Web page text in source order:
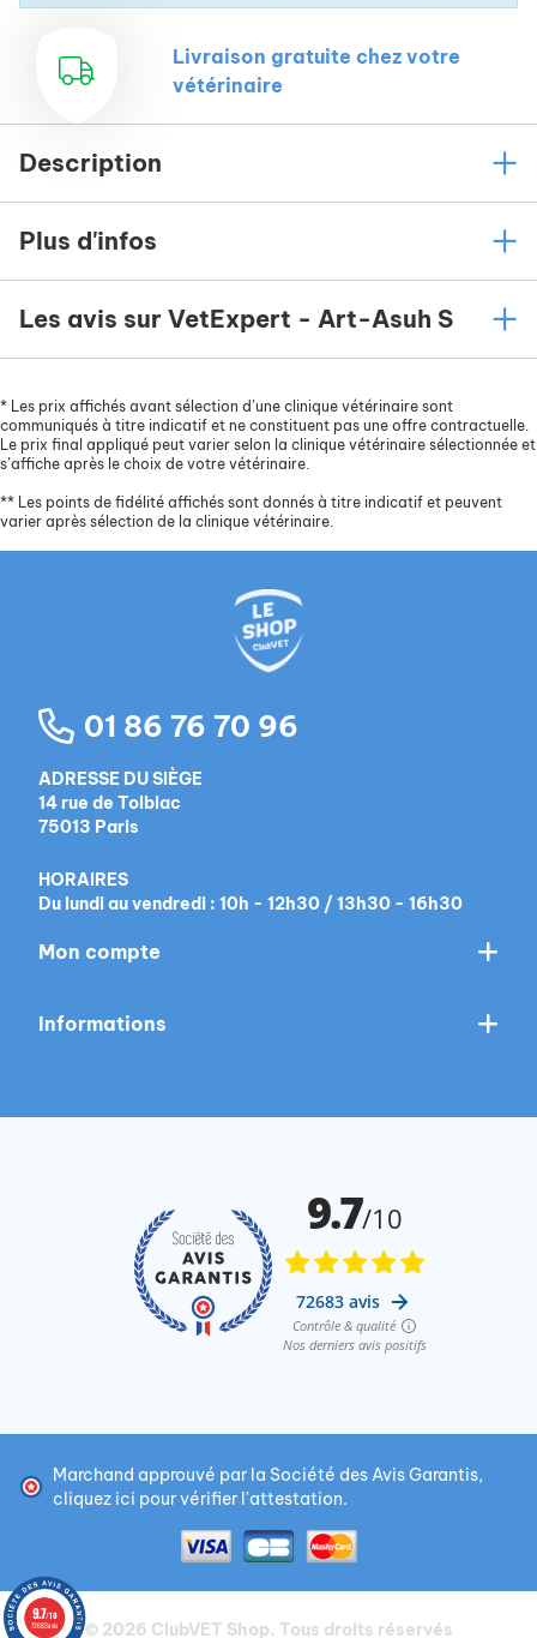
Livraison gratuite chez votre
vétérinaire
Description
Plus d'infos
Les avis sur VetExpert - Art-Asuh S
* Les prix affichés avant sélection d’une clinique vétérinaire sont
communiqués à titre indicatif et ne constituent pas une offre contractuelle.
Le prix final appliqué peut varier selon la clinique vétérinaire sélectionnée et
s’affiche après le choix de votre vétérinaire.
** Les points de fidélité affichés sont donnés à titre indicatif et peuvent
varier après sélection de la clinique vétérinaire.
01 86 76 70 96
ADRESSE DU SIÈGE
14 rue de Tolbiac
75013 Paris
HORAIRES
Du lundi au vendredi : 10h - 12h30 / 13h30 - 16h30
Mon compte
Informations
Marchand approuvé par la Société des Avis Garantis,
cliquez ici pour vérifier l'attestation.
© 2026 ClubVET Shop. Tous droits réservés
9.7/10
72683 avis